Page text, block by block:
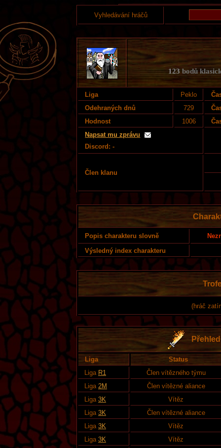
Vyhledávání hráčů
123 bodů
Liga Peklo
Odehraných dnů
729
Hodnost
1006
Napsat mu zprávu
Discord: -
Člen klanu
Popis charakteru slovně
Výsledný index charakteru
(hráč
Liga
Status
Liga R1
Člen vítězného týmu
Liga 2M
Člen vítězné aliance
Liga 3K
Vítěz
Liga 3K
Člen vítězné aliance
Liga 3K
Vítěz
Liga 3K
Vítěz